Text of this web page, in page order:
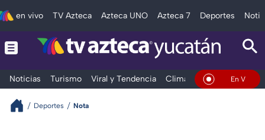
en vivo TV Azteca Azteca UNO Azteca 7 Deportes
Noticias Turismo Viral y Tendencia Clima DeportesEn Vivo
Deportes Nota